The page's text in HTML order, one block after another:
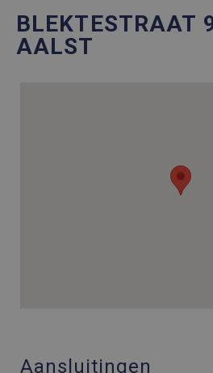
BLEKTESTRAAT
AALST
Aansluitingen